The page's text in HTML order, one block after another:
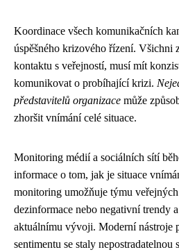
Koordinace všech komunikačních
úspěšného krizového řízení. Všichni
kontaktu s veřejností, musí mít
komunikovat o probíhající krizi.
představitelů organizace může
zhoršit vnímání celé situace.
Monitoring médií a sociálních sítí
informace o tom, jak je situace
monitoring umožňuje týmu
dezinformace nebo negativní trendy
aktuálnímu vývoji. Moderní nástroje
sentimentu se staly